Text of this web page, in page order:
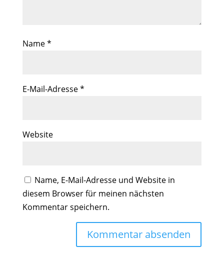
Name*
E-Mail-Adresse*
Website
Name, E-Mail-Adresse und Website in
diesem Browser für meinen nächsten
Kommentar speichern.